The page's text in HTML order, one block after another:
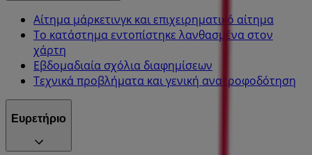
Αίτημα μάρκετινγκ και επιχειρηματικό αίτημα
Το κατάστημα εντοπίστηκε λανθασμένα στον
χάρτη
Εβδομαδιαία σχόλια διαφημίσεων
Τεχνικά προβλήματα και γενική ανατροφοδότηση
Ευρετήριο